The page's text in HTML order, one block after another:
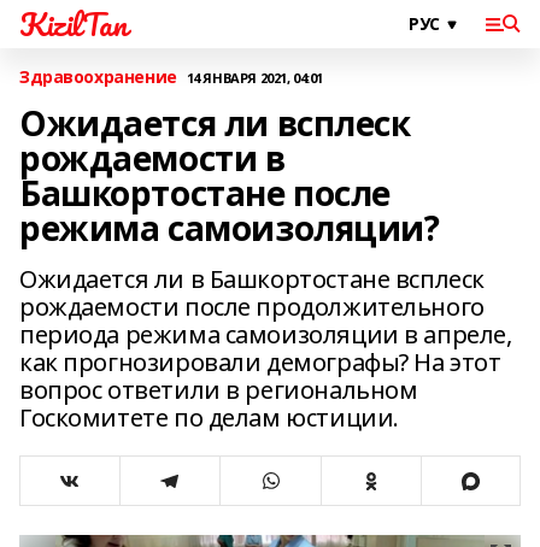
KizilTan
Здравоохранение 14 ЯНВАРЯ 2021, 04:01
Ожидается ли всплеск
рождаемости в
Башкортостане после
режима самоизоляции?
Ожидается ли в Башкортостане всплеск
рождаемости после продолжительного
периода режима самоизоляции в апреле,
как прогнозировали демографы? На этот
вопрос ответили в региональном
Госкомитете по делам юстиции.